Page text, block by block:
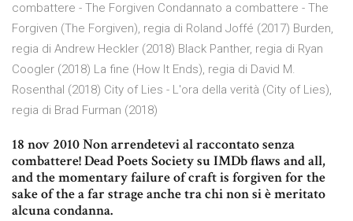
combattere - The Forgiven Condannato a combattere - The
Forgiven (The Forgiven), regia di Roland Joffé (2017) Burden,
regia di Andrew Heckler (2018) Black Panther, regia di Ryan
Coogler (2018) La fine (How It Ends), regia di David M.
Rosenthal (2018) City of Lies - L'ora della verità (City of Lies),
regia di Brad Furman (2018)
18 nov 2010 Non arrendetevi al raccontato senza
combattere! Dead Poets Society su IMDb flaws and all,
and the momentary failure of craft is forgiven for the
sake of the a far strage anche tra chi non si è meritato
alcuna condanna.